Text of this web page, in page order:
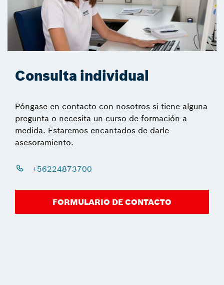
Consulta individual
Póngase en contacto con nosotros si tiene alguna
pregunta o necesita un curso de formación a
medida. Estaremos encantados de darle
asesoramiento.
+56224873700
FORMULARIO DE CONTACTO